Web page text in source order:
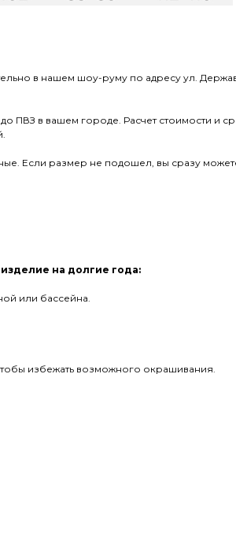
в нашем шоу-руму по адресу ул.
ПВЗ в вашем городе. Расчет стоимости и
Если размер не подошел, вы сразу
на долгие года:
или бассейна.
избежать возможного окрашивания.